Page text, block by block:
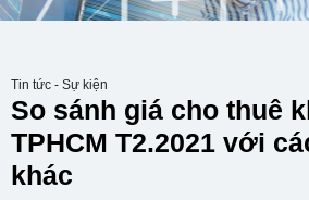
Tin tức - Sự kiện
So sánh giá cho thuê
TPHCM T2.2021 với
khác